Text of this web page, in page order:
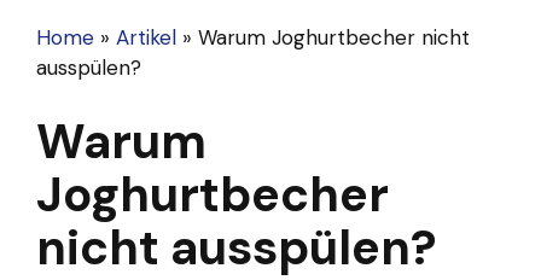
Home » Artikel » Warum Joghurtbecher nicht
ausspülen?
Warum
Joghurtbecher
nicht ausspülen?